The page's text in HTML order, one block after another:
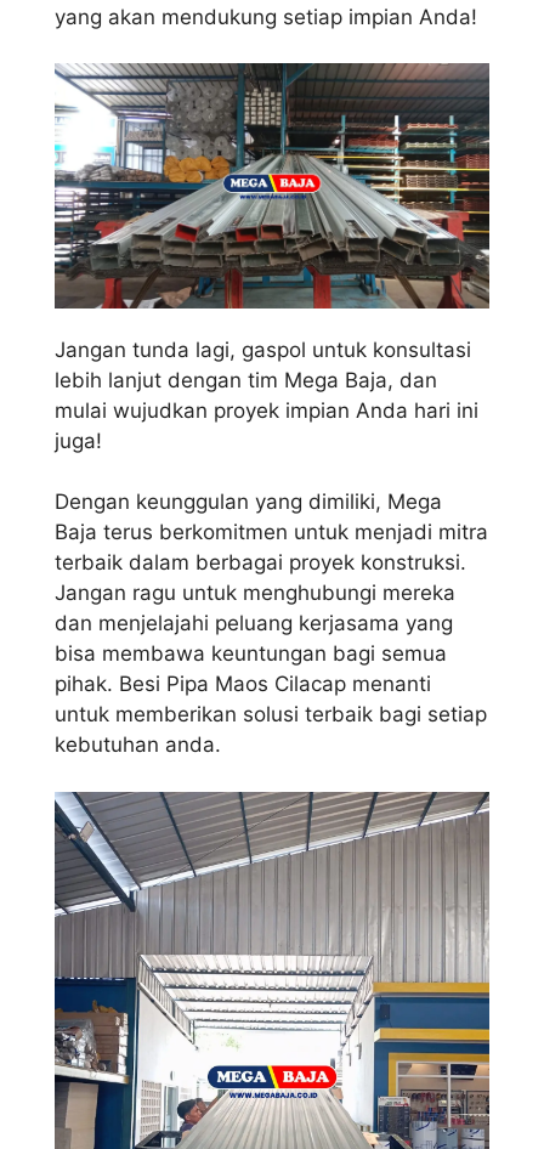
yang akan mendukung setiap impian Anda!
Jangan tunda lagi, gaspol untuk konsultasi
lebih lanjut dengan tim Mega Baja, dan
mulai wujudkan proyek impian Anda hari ini
juga!
Dengan keunggulan yang dimiliki, Mega
Baja terus berkomitmen untuk menjadi mitra
terbaik dalam berbagai proyek konstruksi.
Jangan ragu untuk menghubungi mereka
dan menjelajahi peluang kerjasama yang
bisa membawa keuntungan bagi semua
pihak. Besi Pipa Maos Cilacap menanti
untuk memberikan solusi terbaik bagi setiap
kebutuhan anda.